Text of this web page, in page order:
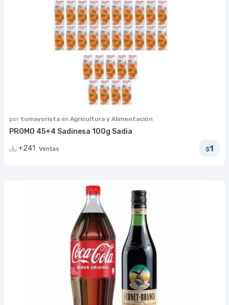
por tumayorista en Agricultura y Alimentación
PROMO 45+4 Sadinesa 100g Sadia
+241
Ventas $1